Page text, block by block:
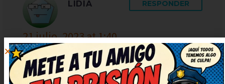
LIDIA
21 julio, 2023 at 1:40
RESPONDER
¡Qué puntazo de chiste! El juego
de palabras está finísimo, me ha